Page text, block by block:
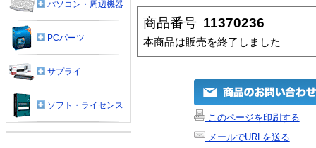
商品番号 11370236
本商品は販売を終了しました
このページを印刷する
メールでURLを送る
パソコン・周辺機器
PCパーツ
サプライ
ソフト・ライセンス